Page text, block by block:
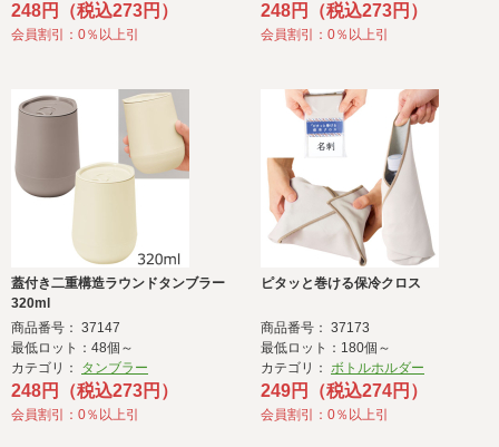
248円（税込273円）
会員割引：0％以上引
248円（税込273円）
会員割引：0％以上引
蓋付き二重構造ラウンドタンブラー
320ml
商品番号： 37147
最低ロット：48個～
カテゴリ： タンブラー
248円（税込273円）
会員割引：0％以上引
ピタッと巻ける保冷クロス
商品番号： 37173
最低ロット：180個～
カテゴリ： ボトルホルダー
249円（税込274円）
会員割引：0％以上引